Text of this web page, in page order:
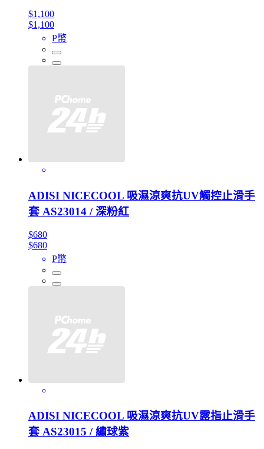
$1,100
$1,100
P幣
ADISI NICECOOL 吸濕涼爽抗UV觸控止滑手
套 AS23014 / 深粉紅
$680
$680
P幣
ADISI NICECOOL 吸濕涼爽抗UV露指止滑手
套 AS23015 / 繡球紫